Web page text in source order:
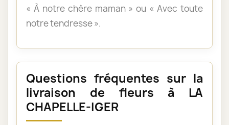
« À notre chère maman » ou « Avec toute
notre tendresse ».
Questions fréquentes sur la
livraison de fleurs à LA
CHAPELLE-IGER